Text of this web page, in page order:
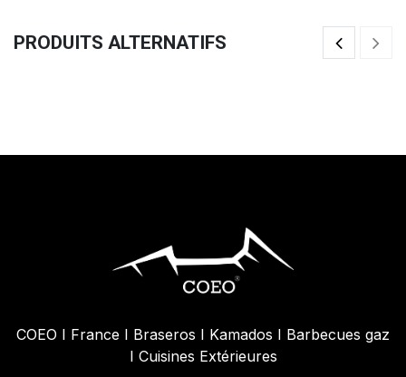
PRODUITS ALTERNATIFS
COEO I France I Braseros I Kamados I Barbecues gaz
I Cuisines Extérieures